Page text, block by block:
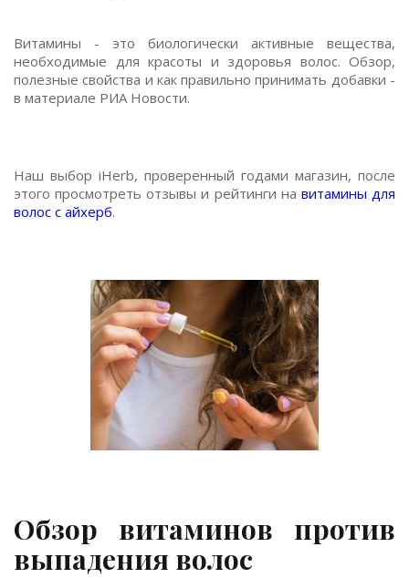
Витамины - это биологически активные вещества,
необходимые для красоты и здоровья волос. Обзор,
полезные свойства и как правильно принимать добавки -
в материале РИА Новости.
Наш выбор iHerb, проверенный годами магазин, после
этого просмотреть отзывы и рейтинги на витамины для
волос с айхерб.
Обзор витаминов против
выпадения волос